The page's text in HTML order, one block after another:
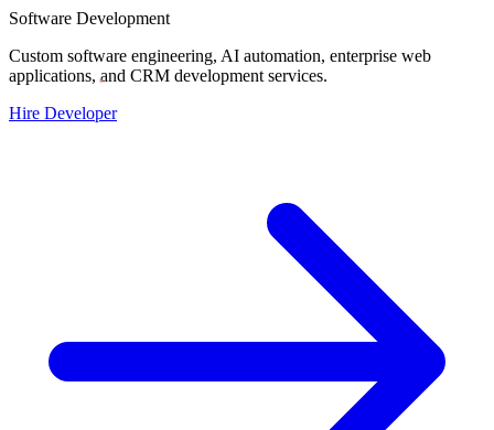
Software Development
Custom software engineering, AI automation, enterprise web
applications, and CRM development services.
Hire Developer